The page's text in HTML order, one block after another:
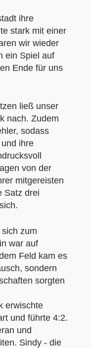
ihre
stark mit einer
wir wieder
ein Spiel auf
Ende für uns
ließ unser
nach. Zudem
sodass
ihre
von der
mitgereisten
Satz drei
zum
war auf
Feld kam es
sondern
sorgten
erwischte
und führte 4:2.
und
Sindy - die